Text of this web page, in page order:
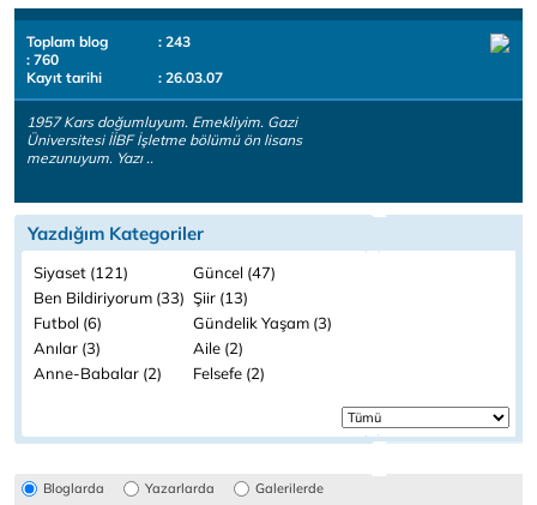
Toplam blog
: 243
: 760
Kayıt tarihi
: 26.03.07
1957 Kars doğumluyum. Emekliyim. Gazi
Üniversitesi İİBF İşletme bölümü ön lisans
mezunuyum. Yazı ..
Yazdığım Kategoriler
Siyaset (121)
Güncel (47)
Ben Bildiriyorum (33) Şiir (13)
Futbol (6)
Gündelik Yaşam (3)
Anılar (3)
Aile (2)
Anne-Babalar (2)
Felsefe (2)
Bloglarda Yazarlarda Galerilerde